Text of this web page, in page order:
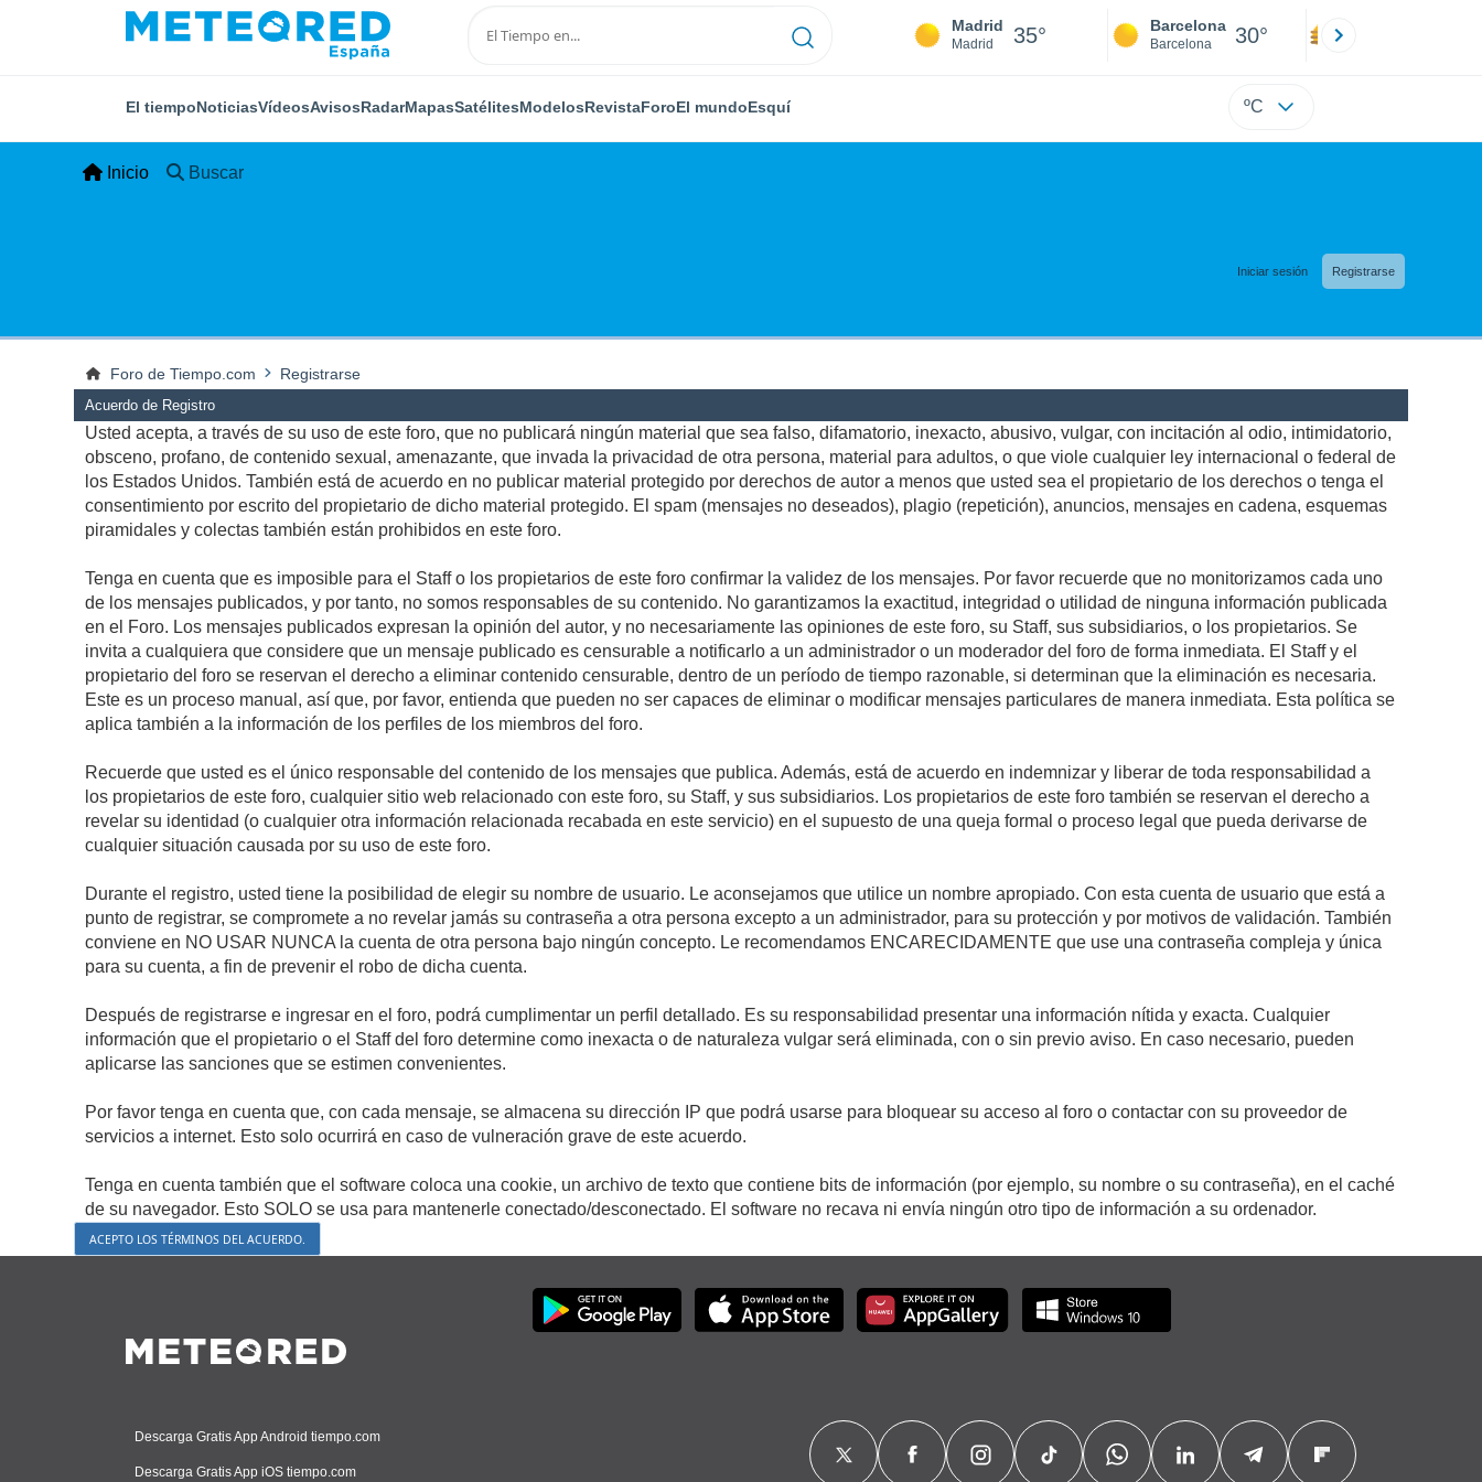
Madrid
Madrid 35° Barcelona
Barcelona 30°
El tiempoNoticiasVídeosAvisosRadarMapasSatélitesModelosRevistaForoEl mundoEsquí ºC
Inicio Buscar
Iniciar sesión Registrarse
Foro de Tiempo.com Registrarse
Acuerdo de Registro
Usted acepta, a través de su uso de este foro, que no publicará ningún material que sea falso, difamatorio, inexacto, abusivo, vulgar, con incitación al odio, intimidatorio,
obsceno, profano, de contenido sexual, amenazante, que invada la privacidad de otra persona, material para adultos, o que viole cualquier ley internacional o federal de
los Estados Unidos. También está de acuerdo en no publicar material protegido por derechos de autor a menos que usted sea el propietario de los derechos o tenga el
consentimiento por escrito del propietario de dicho material protegido. El spam (mensajes no deseados), plagio (repetición), anuncios, mensajes en cadena, esquemas
piramidales y colectas también están prohibidos en este foro.
Tenga en cuenta que es imposible para el Staff o los propietarios de este foro confirmar la validez de los mensajes. Por favor recuerde que no monitorizamos cada uno
de los mensajes publicados, y por tanto, no somos responsables de su contenido. No garantizamos la exactitud, integridad o utilidad de ninguna información publicada
en el Foro. Los mensajes publicados expresan la opinión del autor, y no necesariamente las opiniones de este foro, su Staff, sus subsidiarios, o los propietarios. Se
invita a cualquiera que considere que un mensaje publicado es censurable a notificarlo a un administrador o un moderador del foro de forma inmediata. El Staff y el
propietario del foro se reservan el derecho a eliminar contenido censurable, dentro de un período de tiempo razonable, si determinan que la eliminación es necesaria.
Este es un proceso manual, así que, por favor, entienda que pueden no ser capaces de eliminar o modificar mensajes particulares de manera inmediata. Esta política se
aplica también a la información de los perfiles de los miembros del foro.
Recuerde que usted es el único responsable del contenido de los mensajes que publica. Además, está de acuerdo en indemnizar y liberar de toda responsabilidad a
los propietarios de este foro, cualquier sitio web relacionado con este foro, su Staff, y sus subsidiarios. Los propietarios de este foro también se reservan el derecho a
revelar su identidad (o cualquier otra información relacionada recabada en este servicio) en el supuesto de una queja formal o proceso legal que pueda derivarse de
cualquier situación causada por su uso de este foro.
Durante el registro, usted tiene la posibilidad de elegir su nombre de usuario. Le aconsejamos que utilice un nombre apropiado. Con esta cuenta de usuario que está a
punto de registrar, se compromete a no revelar jamás su contraseña a otra persona excepto a un administrador, para su protección y por motivos de validación. También
conviene en NO USAR NUNCA la cuenta de otra persona bajo ningún concepto. Le recomendamos ENCARECIDAMENTE que use una contraseña compleja y única
para su cuenta, a fin de prevenir el robo de dicha cuenta.
Después de registrarse e ingresar en el foro, podrá cumplimentar un perfil detallado. Es su responsabilidad presentar una información nítida y exacta. Cualquier
información que el propietario o el Staff del foro determine como inexacta o de naturaleza vulgar será eliminada, con o sin previo aviso. En caso necesario, pueden
aplicarse las sanciones que se estimen convenientes.
Por favor tenga en cuenta que, con cada mensaje, se almacena su dirección IP que podrá usarse para bloquear su acceso al foro o contactar con su proveedor de
servicios a internet. Esto solo ocurrirá en caso de vulneración grave de este acuerdo.
Tenga en cuenta también que el software coloca una cookie, un archivo de texto que contiene bits de información (por ejemplo, su nombre o su contraseña), en el caché
de su navegador. Esto SOLO se usa para mantenerle conectado/desconectado. El software no recava ni envía ningún otro tipo de información a su ordenador.
Descarga Gratis App Android tiempo.com
Descarga Gratis App iOS tiempo.com